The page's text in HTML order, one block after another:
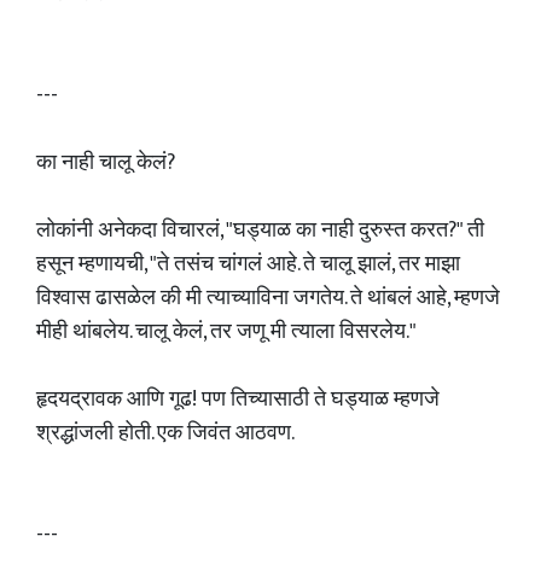
---
का नाही चालू केलं?
लोकांनी अनेकदा विचारलं, "घड्याळ का नाही दुरुस्त करत?" ती
हसून म्हणायची, "ते तसंच चांगलं आहे. ते चालू झालं, तर माझा
विश्वास ढासळेल की मी त्याच्याविना जगतेय. ते थांबलं आहे, म्हणजे
मीही थांबलेय. चालू केलं, तर जणू मी त्याला विसरलेय."
हृदयद्रावक आणि गूढ! पण तिच्यासाठी ते घड्याळ म्हणजे
श्रद्धांजली होती. एक जिवंत आठवण.
---